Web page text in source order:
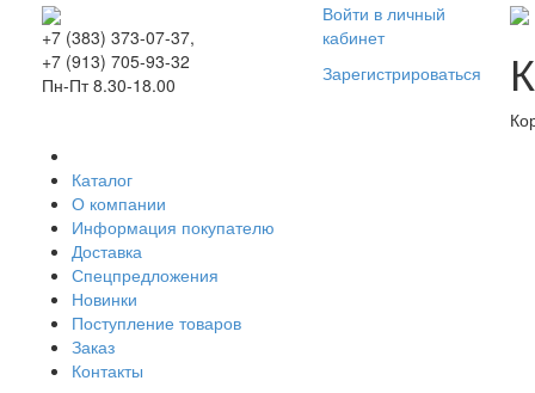
+7 (383) 373-07-37,
+7 (913) 705-93-32
Пн-Пт 8.30-18.00
Войти в личный
кабинет
Зарегистрироваться
Каталог
О компании
Информация покупателю
Доставка
Спецпредложения
Новинки
Поступление товаров
Заказ
Контакты